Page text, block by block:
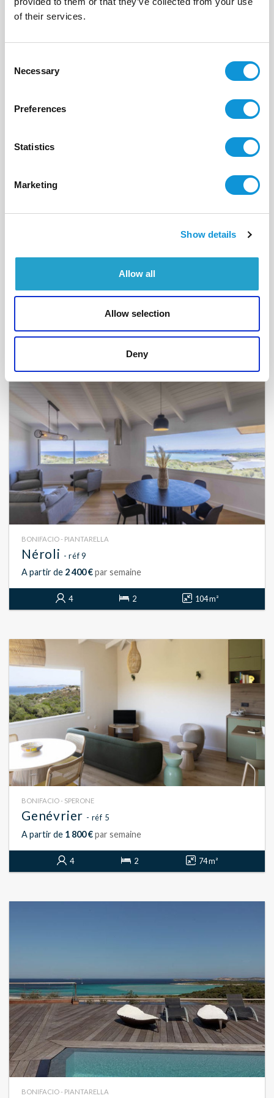
of their services.
Selection
Necessary
Preferences
Statistics
Marketing
Show details
Allow all
Allow selection
Deny
- réf 16
A partir de1 400 €
2 1 44 m²
Fazzio - réf 11
par semaine
5 2 110 m²
BONIFACIO - PIANTARELLA
Néroli - réf 9
A partir de 2 400 €par semaine
4 2 104 m²
BONIFACIO - SPERONE
Genévrier - réf 5
A partir de 1 800 €par semaine
4 2 74 m²
BONIFACIO - PIANTARELLA